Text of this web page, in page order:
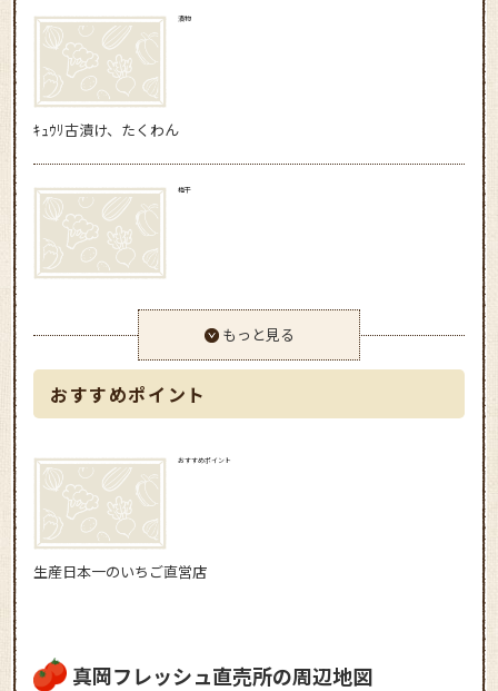
漬物
ｷｭｳﾘ古漬け、たくわん
梅干
もっと見る
おすすめポイント
おすすめポイント
生産日本一のいちご直営店
真岡フレッシュ直売所の周辺地図